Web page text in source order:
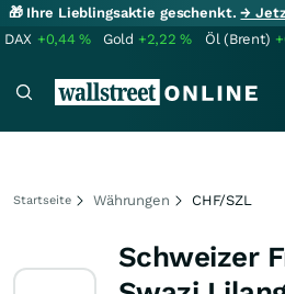
🎁 Ihre Lieblingsaktie geschenkt.→
DAX +0,44% Gold +2,22% Öl (Brent)
Startseite Währungen CHF/SZL
Schweizer